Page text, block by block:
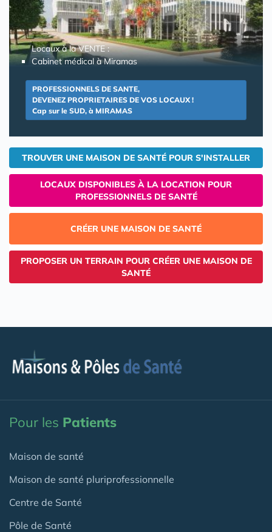
Locaux à la VENTE :
Cabinet médical à Miramas
PROFESSIONNELS DE SANTE,
DEVENEZ PROPRIETAIRES DE VOS LOCAUX !
Cap sur le SUD, à MIRAMAS
TROUVER UNE MAISON DE SANTÉ POUR S'INSTALLER
LOCAUX DISPONIBLES À LA LOCATION POUR
PROFESSIONNELS DE SANTÉ
CRÉER UNE MAISON DE SANTÉ
PROPOSER UN TERRAIN POUR CRÉER UNE MAISON DE
SANTÉ
Pour les Patients
Maison de santé
Maison de santé pluriprofessionnelle
Centre de Santé
Pôle de Santé